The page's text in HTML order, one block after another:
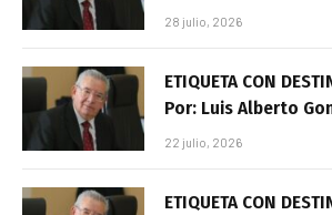
28 julio, 2026
ETIQUETA CON
Por: Luis Alberto
22 julio, 2026
ETIQUETA CON